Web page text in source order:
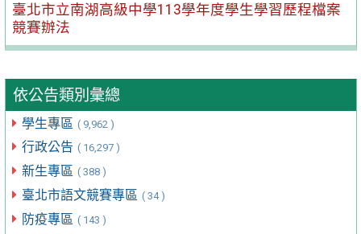
臺北市立南湖高級中學113學年度學生學習歷程檔案
競賽辦法
依公告類別彙總
學生專區 ( 9,962 )
行政公告 ( 16,297 )
新生專區 ( 388 )
臺北市語文競賽專區 ( 34 )
防疫專區 ( 143 )